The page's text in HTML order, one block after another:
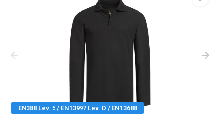
EN388 Lev. 5 / EN13997 Lev. D / EN13688